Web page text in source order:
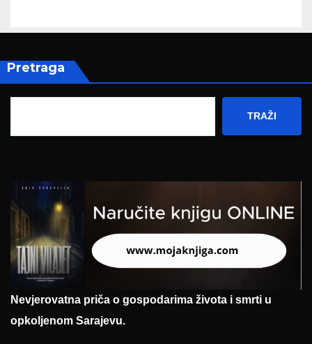
Pretraga
TRAŽI
Nevjerovatna priča o gospodarima života i smrti u
opkoljenom Sarajevu.